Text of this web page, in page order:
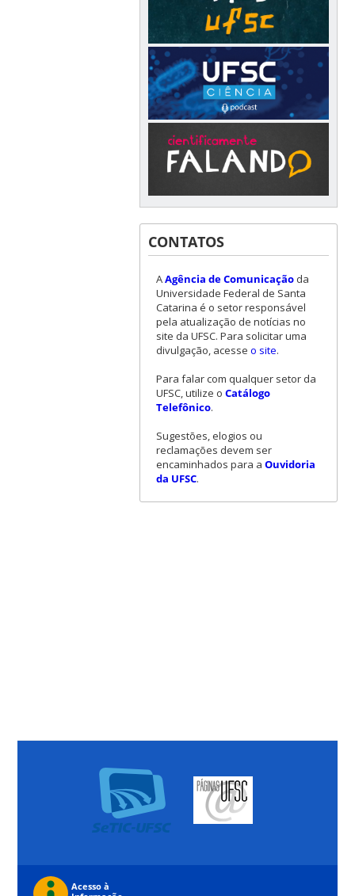
CONTATOS
AAgência de Comunicaçãoda
Universidade Federal de Santa
Catarina é o setor responsável
pela atualização de notícias no
site da UFSC. Para solicitar uma
divulgação, acesse o site.
Para falar com qualquer setor da
UFSC, utilize o Catálogo
Telefônico.
Sugestões, elogios ou
reclamações devem ser
encaminhados para a Ouvidoria
da UFSC.